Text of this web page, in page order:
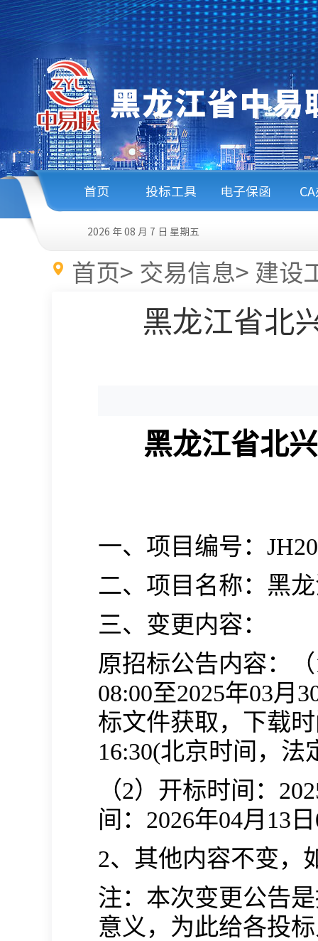
首页 投标工具 电子保函
2026 年 08 月 7 日 星期五
首页> 交易信息> 建设
黑龙江省北
黑龙江省北
一、项目编号：
二、项目名称：黑
三、变更内容：
原招标公告内容：（
08:00至2025年03月
标文件获取，下载时
16:30(北京时间，法
（2）开标时间：
间：2026年04月13
2、其他内容不变，
注：本次变更公告
意义，为此给各投